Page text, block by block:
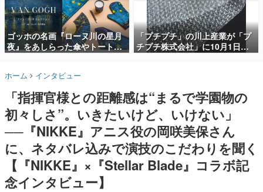
新世代に訊く
これからのデジタルゲーム市場を担う若きクリエイター達
の姿を追い、彼らのルーツと情熱を探っていきます。
ゲーム世代の作家たち
ゲームに多大な影響を受けた作家さんに取材し、ゲームが
日本のコンテンツ産業やカルチャーに与えた影響を探る企
画です。
日本モバイルゲーム産業史
日本のモバイルゲーム史における主要なトピック・タイト
ルを網羅するほか、開発者へのインタビューや識者による
解説を掲載。約20年の歴史が一望できる決定版！
若ゲのいたり〜ゲームクリエイターの青春〜
『うつヌケ』『ペンと箸』等で知られるマンガ家・田中圭
一先生によるゲーム業界レポートマンガです。
て、BPOが議論を交わす
ムも搭載
ゴッホの名画『ローヌ川の星月
夜』をあしらった傘やトートバ
ッグなどが登場。8月7日21時よ
「プチプチ」の川上産業が「プ
チプチ株式会社」に10月1日よ
り社名変更へ。創業58年で初め
ホーム インタビュー
「指揮官様との距離感は“まるで学園物の
初々しさ”。いきたいけど、いけない」
──『NIKKE』アニス役の岡咲美保さん
に、ネタバレ込みで演技のこだわりを聞く
【『NIKKE』×『Stellar Blade』コラボ記
念インタビュー】